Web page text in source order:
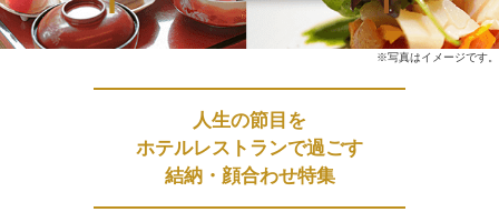
※写真はイメージです。
人生の節目を
ホテルレストランで過ごす
結納・顔合わせ特集